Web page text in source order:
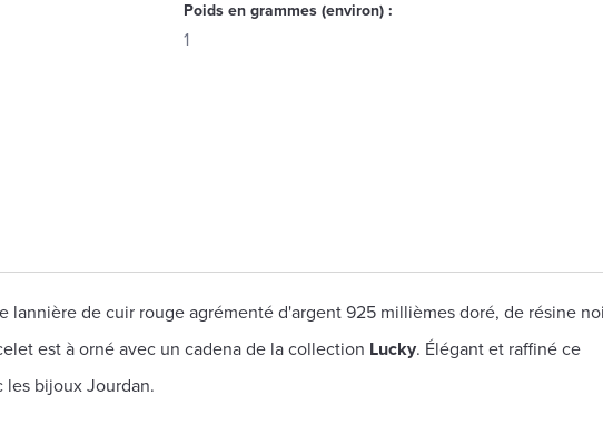
Poids en grammes (environ) :
1
lannière de cuir rouge agrémenté d'argent 925 millièmes doré, de résine
est à orné avec un cadena de la collection Lucky. Élégant et raffiné ce
les bijoux Jourdan.